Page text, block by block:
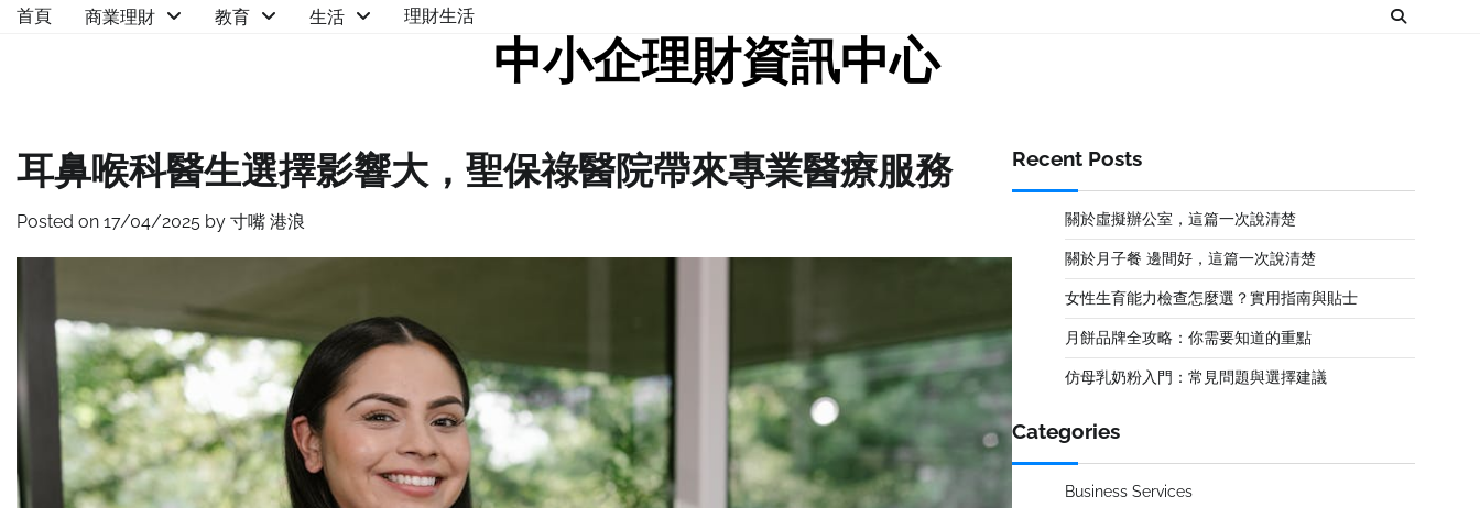
Skip首頁 商業理財 教育 生活 理財生活
中小企理財資訊中心
耳鼻喉科醫生選擇影響大，聖保祿醫院帶來專業醫療服務
Posted on 17/04/2025 by 寸嘴 港浪
Recent Posts
關於虛擬辦公室，這篇一次說清楚
關於月子餐 邊間好，這篇一次說清楚
女性生育能力檢查怎麼選？實用指南與貼士
月餅品牌全攻略：你需要知道的重點
仿母乳奶粉入門：常見問題與選擇建議
Categories
Business Services